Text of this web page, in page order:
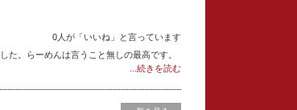
0人が「いいね」と言っています
た。らーめんは言うこと無しの最高です。
...続きを読む